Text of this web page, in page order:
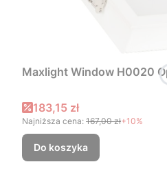
Maxlight Window H0020
Cena promocyjna
183,15 zł
Najniższa cena: 167,00 zł+10%
Do koszyka